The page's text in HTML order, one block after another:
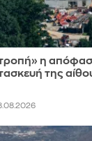
η
της